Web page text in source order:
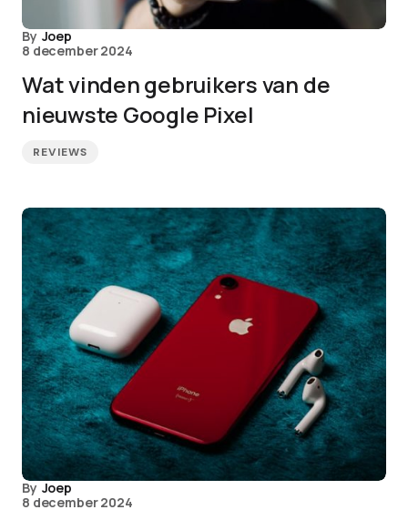
By Joep
8 december 2024
Wat vinden gebruikers van de
nieuwste Google Pixel
REVIEWS
By Joep
8 december 2024